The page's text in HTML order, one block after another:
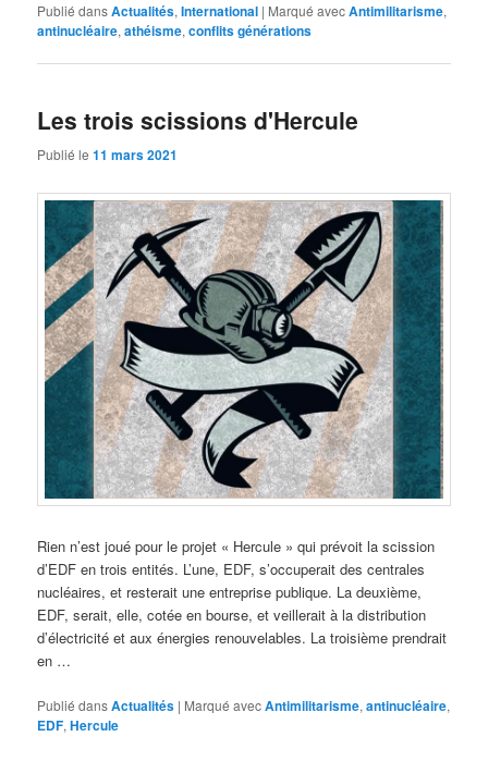
Publié dansActualités,International | Marqué avecAntimilitarisme,
antinucléaire,athéisme,conflits générations
Les trois scissions d'Hercule
Publié le11 mars 2021
Rien n’est joué pour le projet « Hercule » qui prévoit la scission
d’EDF en trois entités. L’une, EDF, s’occuperait des centrales
nucléaires, et resterait une entreprise publique. La deuxième,
EDF, serait, elle, cotée en bourse, et veillerait à la distribution
d’électricité et aux énergies renouvelables. La troisième prendrait
en …
Publié dansActualités | Marqué avecAntimilitarisme,antinucléaire,
EDF,Hercule